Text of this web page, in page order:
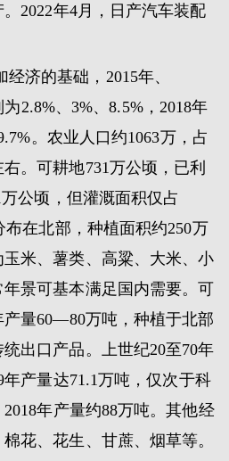
2022年4月，日产汽车装配
经济的基础，2015年、
2.8%、3%、8.5%，2018年
。农业人口约1063万，占
。可耕地731万公顷，已利
公顷，但灌溉面积仅占
布在北部，种植面积约250万
米、薯类、高粱、大米、小
景可基本满足国内需要。可
量60—80万吨，种植于北部
出口产品。上世纪20至70年
产量达71.1万吨，仅次于科
年产量约88万吨。其他经
花、花生、甘蔗、烟草等。